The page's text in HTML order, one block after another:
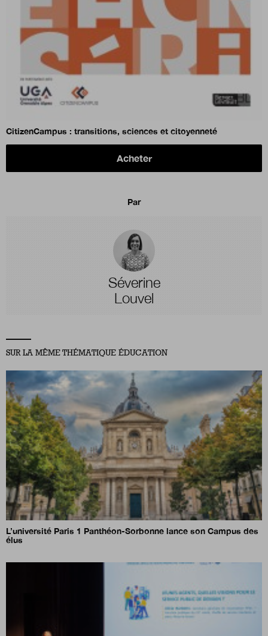
CitizenCampus : transitions, sciences et citoyenneté
Acheter
Par
Séverine
Louvel
SUR LA MÊME THÉMATIQUE ÉDUCATION
L’université Paris 1 Panthéon-Sorbonne lance son Campus des
élus